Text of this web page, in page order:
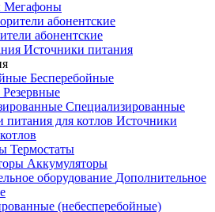
Мегафоны
абонентские
Источники питания
Бесперебойные
Резервные
Специализированные
Источники
Термостаты
Аккумуляторы
Дополнительное